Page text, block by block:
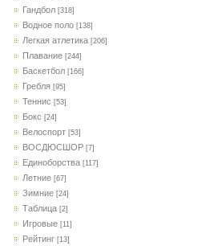
Гандбол [318]
Водное поло [138]
Легкая атлетика [206]
Плавание [244]
Баскетбол [166]
Гребля [95]
Теннис [53]
Бокс [24]
Велоспорт [53]
ВОСДЮСШОР [7]
Единоборства [117]
Летние [67]
Зимние [24]
Таблица [2]
Игровые [11]
Рейтинг [13]